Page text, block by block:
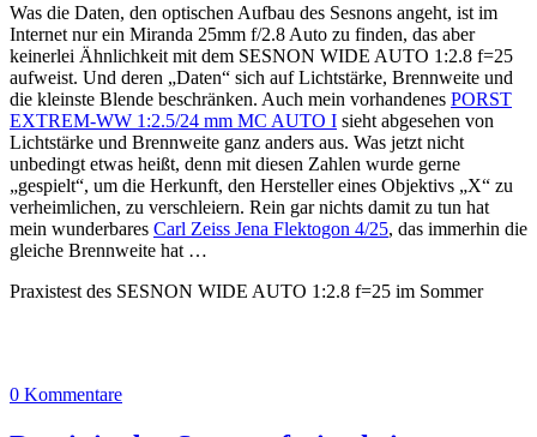
Was die Daten, den optischen Aufbau des Sesnons angeht, ist im
Internet nur ein Miranda 25mm f/2.8 Auto zu finden, das aber
keinerlei Ähnlichkeit mit dem SESNON WIDE AUTO 1:2.8 f=25
aufweist. Und deren „Daten“ sich auf Lichtstärke, Brennweite und
die kleinste Blende beschränken. Auch mein vorhandenes PORST
EXTREM-WW 1:2.5/24 mm MC AUTO I sieht abgesehen von
Lichtstärke und Brennweite ganz anders aus. Was jetzt nicht
unbedingt etwas heißt, denn mit diesen Zahlen wurde gerne
„gespielt“, um die Herkunft, den Hersteller eines Objektivs „X“ zu
verheimlichen, zu verschleiern. Rein gar nichts damit zu tun hat
mein wunderbares Carl Zeiss Jena Flektogon 4/25, das immerhin die
gleiche Brennweite hat …
Praxistest des SESNON WIDE AUTO 1:2.8 f=25 im Sommer
0 Kommentare